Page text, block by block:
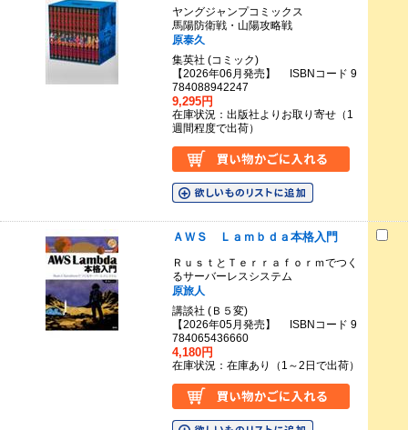
ヤングジャンプコミックス
馬陽防衛戦・山陽攻略戦
原泰久
集英社 (コミック)
【2026年06月発売】 ISBNコード 9
784088942247
9,295円
在庫状況：出版社よりお取り寄せ（1
週間程度で出荷）
ＡＷＳ Ｌａｍｂｄａ本格入門
ＲｕｓｔとＴｅｒｒａｆｏｒｍでつく
るサーバーレスシステム
原旅人
講談社 (Ｂ５変)
【2026年05月発売】 ISBNコード 9
784065436660
4,180円
在庫状況：在庫あり（1～2日で出荷）